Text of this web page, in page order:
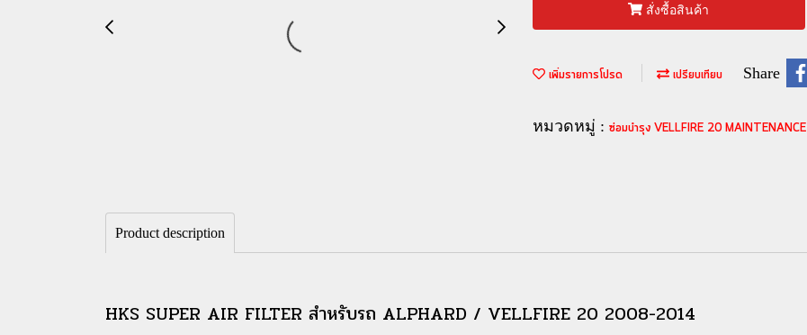
สั่งซื้อสินค้า
เพิ่มรายการโปรด เปรียบเทียบ Share
หมวดหมู่ : ซ่อมบำรุง VELLFIRE 20 MAINTENANCE
Product description
HKS SUPER AIR FILTER สำหรับรถ ALPHARD / VELLFIRE 20 2008-2014